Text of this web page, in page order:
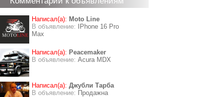
Написал(а): Moto Line
В объявление:
IPhone 16 Pro
Max
Написал(а): Peacemaker
В объявление: Acura MDX
Написал(а): Джубли Тарба
В объявление: Продажна